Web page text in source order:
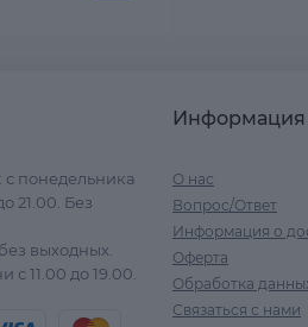
понедельника
21.00. Без
выходных.
с 11.00 до 19.00.
Информация
О нас
Вопрос/Ответ
Информация о
Оферта
Обработка
Связаться с нами